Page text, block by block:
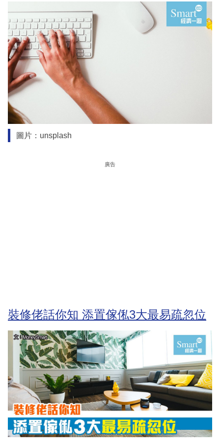
圖片：unsplash
廣告
裝修佬話你知 添置傢俬3大最易疏忽位